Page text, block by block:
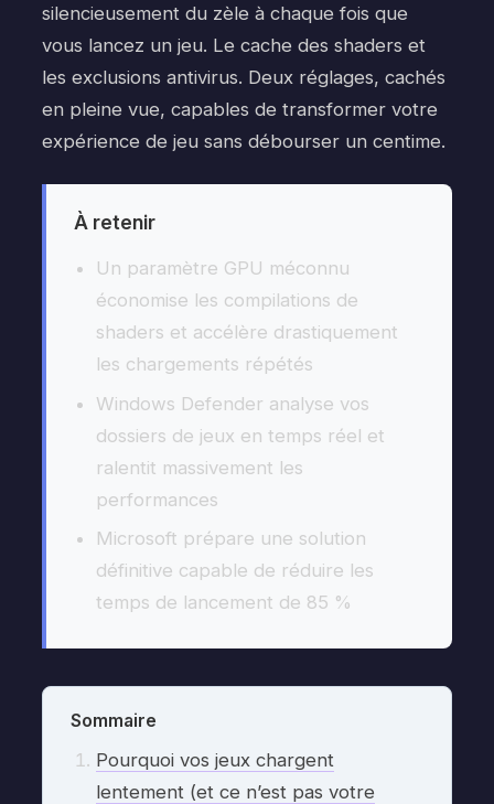
silencieusement du zèle à chaque fois que
vous lancez un jeu. Le cache des shaders et
les exclusions antivirus. Deux réglages, cachés
en pleine vue, capables de transformer votre
expérience de jeu sans débourser un centime.
À retenir
Un paramètre GPU méconnu
économise les compilations de
shaders et accélère drastiquement
les chargements répétés
Windows Defender analyse vos
dossiers de jeux en temps réel et
ralentit massivement les
performances
Microsoft prépare une solution
définitive capable de réduire les
temps de lancement de 85 %
Sommaire
Pourquoi vos jeux chargent
lentement (et ce n’est pas votre